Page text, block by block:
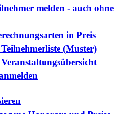
melden - auch ohne
in Preis
(Muster)